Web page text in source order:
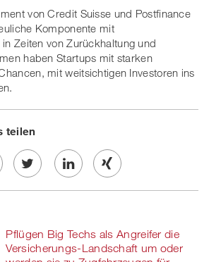
von Credit Suisse und Postfinance
Komponente mit
Zeiten von Zurückhaltung und
haben Startups mit starken
mit weitsichtigen Investoren ins
teilen
Twe
on
Share
linkedin
Share
Xing
Pflügen Big Techs als Angreifer die
Versicherungs-Landschaft um oder